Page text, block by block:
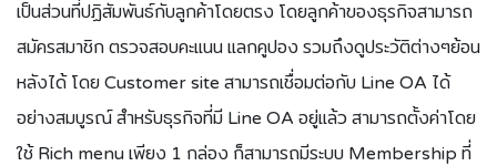
เป็นส่วนที่ปฏิสัมพันธ์กับลูกค้าโดยตรง โดยลูกค้าของธุรกิจสามารถ
สมัครสมาชิก ตรวจสอบคะแนน แลกคูปอง รวมถึงดูประวัติต่างๆย้อน
หลังได้ โดย Customer site สามารถเชื่อมต่อกับ Line OA ได้
อย่างสมบูรณ์ สำหรับธุรกิจที่มี Line OA อยู่แล้ว สามารถตั้งค่าโดย
ใช้ Rich menu เพียง 1 กล่อง ก็สามารถมีระบบ Membership ที่